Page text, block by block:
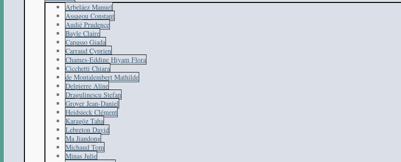
Arbeláez Manuel
Assagou Constant
Audié Prudence
Bayle Claire
Capasso Giada
Carraud Cyprien
Chames-Eddine Hiyam Flora
Cicchetti Chiara
de Montalembert Mathilde
Delpierre Aline
Dragulinescu Stefan
Groyer Jean-Daniel
Heidsieck Clément
Karagöz Taha
Lebreton David
Ma Jiandong
Michaud Tom
Minas Julie